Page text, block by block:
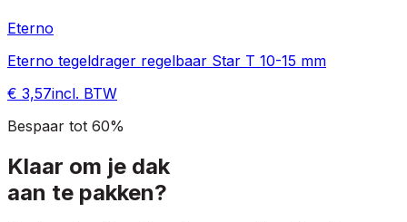
Eterno
Eterno tegeldrager regelbaar Star T 10-15 mm
€ 3,57incl. BTW
Bespaar tot 60%
Klaar om je dak
aan te pakken?